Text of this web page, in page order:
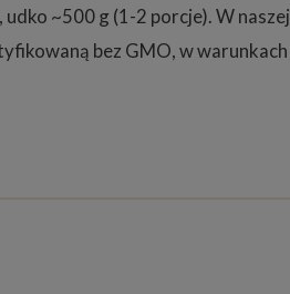
~500 g (1-2 porcje). W naszej
bez GMO, w warunkach